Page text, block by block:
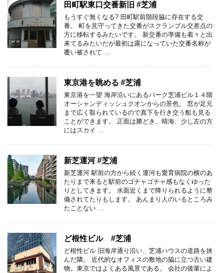
田町駅東口交番新旧 #芝浦
もうすぐ無くなる? 田町駅前階段脇に存在する交
番。 町を見守ってきた交番がスクランブル交差点の
方に移転するみたいです。 新交番の準備も着々と出
来てるみたいだが最初は露になっていた交番名称が
覆い被されて …
東京港を眺める #芝浦
東京港を一望 海岸沿いにあるバーク芝浦ビル１４階
オーシャンディッシュクオンからの景色。 窓が足元
まで広く取られているので真下を行き交う船も見る
ことができます。 正面は勝どき、晴海、少し左の方
にはスカイ …
新芝運河 #芝浦
新芝運河 駅前の方から続く運河も愛育病院の横のあ
たりまで来ると駅前のゴチャゴチャ感もなくゆった
りとしてきます。 水面近くまで降りられるように整
備されてたりもします。 あんまり人のいるところみ
たことない …
ど根性ビル #芝浦
ど根性ビル 旧海岸通り沿い、芝浦ハウスの道路を挟
んだ隣。 近代的なオフィスの敷地の脇に立つ古い建
物。東京ではよくある風景である。 会社の後輩によ